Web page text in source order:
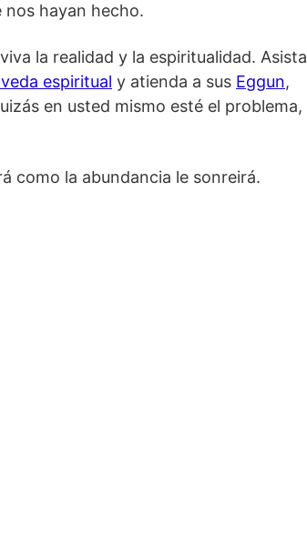
nos hayan hecho.
la realidad y la espiritualidad. Asista
espiritual y atienda a sus Eggun,
en usted mismo esté el problema,
como la abundancia le sonreirá.